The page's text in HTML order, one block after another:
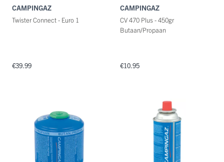
CAMPINGAZ
Twister Connect - Euro 1
€39.99
CAMPINGAZ
CV 470 Plus - 450gr
Butaan/Propaan
€10.95